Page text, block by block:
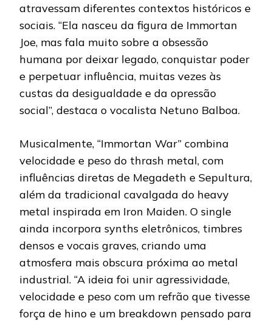
atravessam diferentes contextos históricos e
sociais. “Ela nasceu da figura de Immortan
Joe, mas fala muito sobre a obsessão
humana por deixar legado, conquistar poder
e perpetuar influência, muitas vezes às
custas da desigualdade e da opressão
social”, destaca o vocalista Netuno Balboa.
Musicalmente, “Immortan War” combina
velocidade e peso do thrash metal, com
influências diretas de Megadeth e Sepultura,
além da tradicional cavalgada do heavy
metal inspirada em Iron Maiden. O single
ainda incorpora synths eletrônicos, timbres
densos e vocais graves, criando uma
atmosfera mais obscura próxima ao metal
industrial. “A ideia foi unir agressividade,
velocidade e peso com um refrão que tivesse
força de hino e um breakdown pensado para